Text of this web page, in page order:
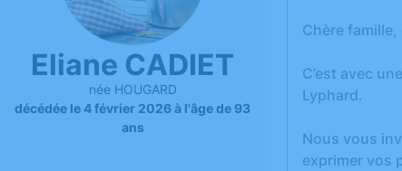
Eliane CADIET
née HOUGARD
décédée le 4 février 2026 à l'âge de 93
ans
Chère famille,
C’est avec
Lyphard.
Nous vous
exprimer vos